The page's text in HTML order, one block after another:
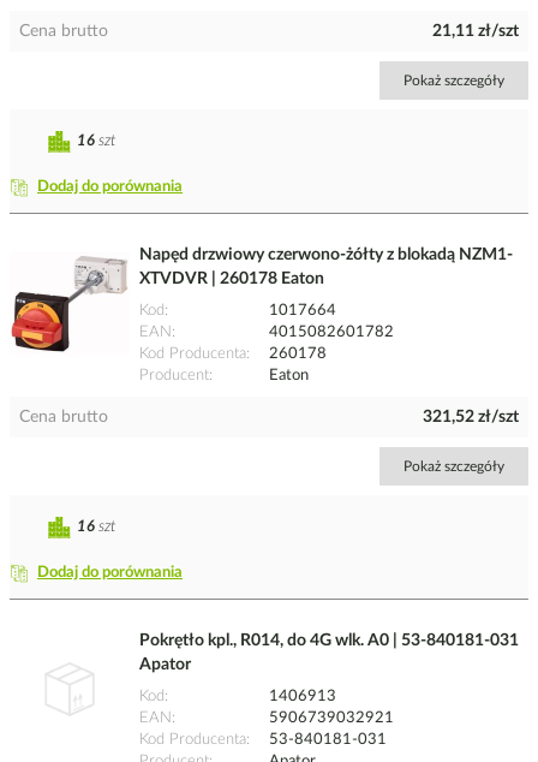
Cena brutto 21,11 zł/szt
Pokaż szczegóły
Dodaj do porównania
16 szt
Napęd drzwiowy czerwono-żółty z blokadą NZM1-
XTVDVR | 260178 Eaton
Kod
1017664
EAN
4015082601782
Kod Producenta
260178
Producent
Eaton
Cena brutto 321,52 zł/szt
Pokaż szczegóły
Dodaj do porównania
16 szt
Pokrętło kpl., R014, do 4G wlk. A0 | 53-840181-031
Apator
Kod
1406913
EAN
5906739032921
Kod Producenta
53-840181-031